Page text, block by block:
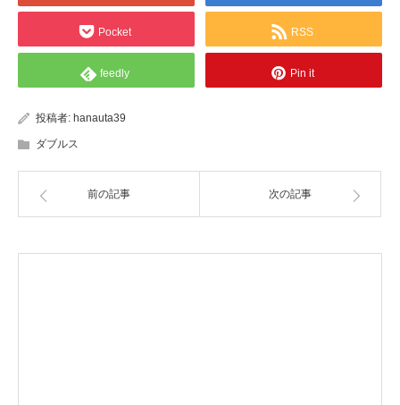
Pocket RSS
feedly Pin it
投稿者: hanauta39
ダブルス
前の記事 次の記事